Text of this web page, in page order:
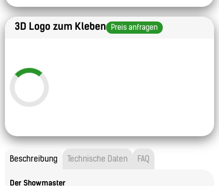
3D Logo zum Kleben Preis anfragen
Beschreibung Technische Daten FAQ
Der Showmaster